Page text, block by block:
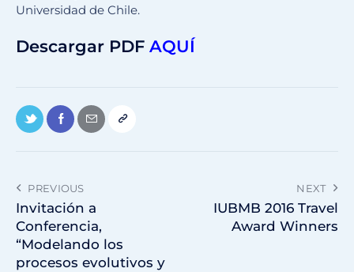
Universidad de Chile.
Descargar PDF AQUÍ
PREVIOUS
Invitación a
Conferencia,
“Modelando los
procesos evolutivos y
NEXT
IUBMB 2016 Travel
Award Winners